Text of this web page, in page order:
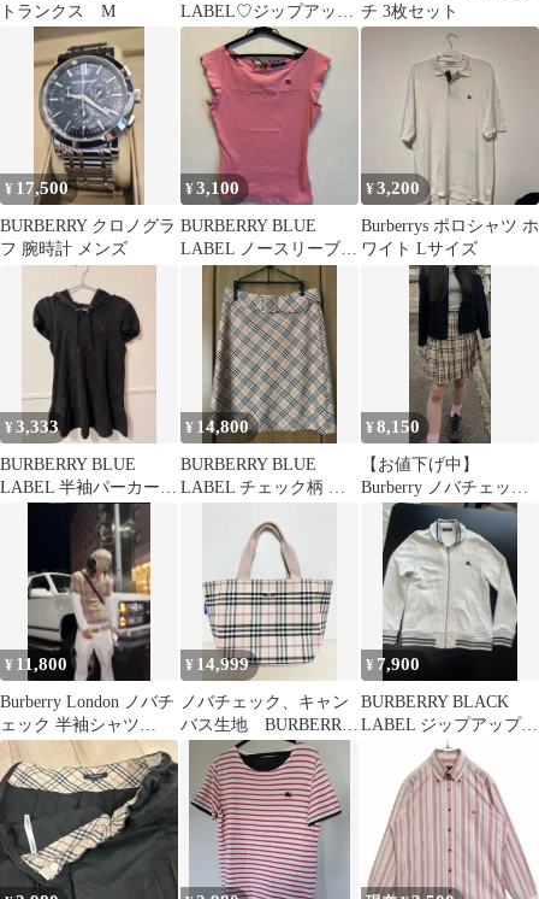
トランクス M
LABEL♡ジップアップ
ワンピース ベージュ
チ 3枚セット
¥ 17,500
BURBERRY クロノグラ
フ 腕時計 メンズ
¥3,100
BURBERRY BLUE
LABEL ノースリーブ
¥3,200
Burberrys ポロシャツ ホ
ワイト Lサイズ
¥3,333
BURBERRY BLUE
LABEL 半袖パーカー
ブラック
¥ 14,800
BURBERRY BLUE
LABEL チェック柄 ベ
¥8,150
【お値下げ中】
Burberry ノバチェック
プリーツ巻きスカート
膝丈
¥ 11,800
Burberry London ノバチ
ェック 半袖シャツ
22baby
¥ 14,999
ノバチェック、キャン
バス生地 BURBERRY
レトロ
¥ 7,900
BURBERRY BLACK
LABEL ジップアップカ
ーディガン